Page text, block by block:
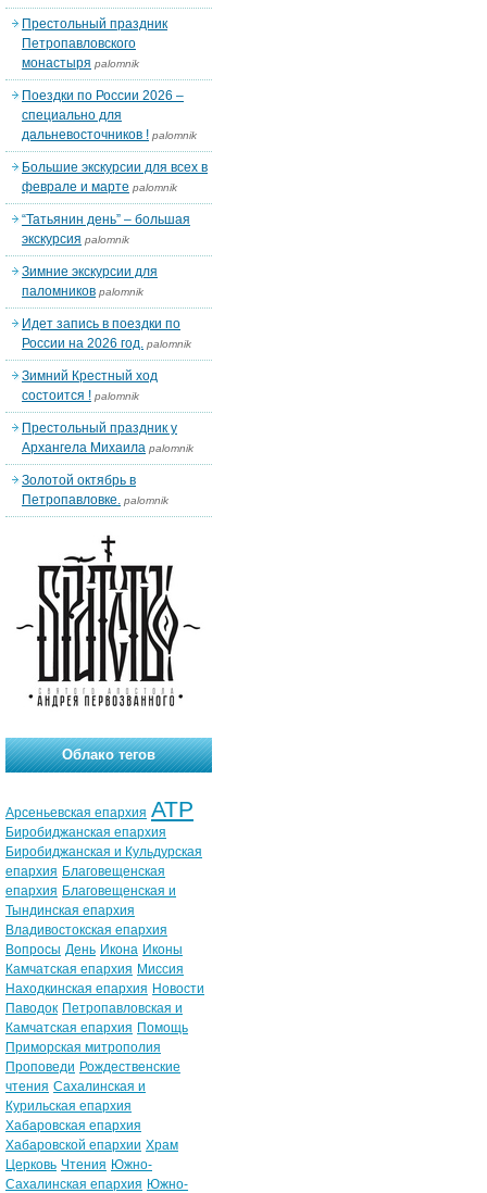
Престольный праздник
Петропавловского
монастыря palomnik
Поездки по России 2026 –
специально для
дальневосточников ! palomnik
Большие экскурсии для всех в
феврале и марте palomnik
“Татьянин день” – большая
экскурсия palomnik
Зимние экскурсии для
паломников palomnik
Идет запись в поездки по
России на 2026 год. palomnik
Зимний Крестный ход
состоится ! palomnik
Престольный праздник у
Архангела Михаила palomnik
Золотой октябрь в
Петропавловке. palomnik
Облако тегов
Арсеньевская епархия АТР
Биробиджанская епархия
Биробиджанская и Кульдурская
епархия Благовещенская
епархия Благовещенская и
Тындинская епархия
Владивостокская епархия
Вопросы День Икона Иконы
Камчатская епархия Миссия
Находкинская епархия Новости
Паводок Петропавловская и
Камчатская епархия Помощь
Приморская митрополия
Проповеди Рождественские
чтения Сахалинская и
Курильская епархия
Хабаровская епархия
Хабаровской епархии Храм
Церковь Чтения Южно-
Сахалинская епархия Южно-